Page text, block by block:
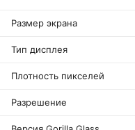
Размер экрана
Тип дисплея
Плотность пикселей
Разрешение